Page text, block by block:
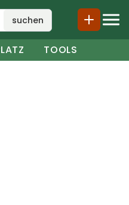
suchen
TOOLS